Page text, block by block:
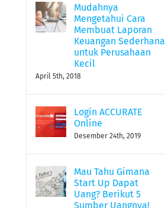
Mudahnya
Mengetahui Cara
Membuat Laporan
Keuangan Sederhana
untuk Perusahaan
Kecil
April 5th, 2018
Login ACCURATE
Online
Desember 24th, 2019
Mau Tahu Gimana
Start Up Dapat
Uang? Berikut 5
Sumber Uangnya!